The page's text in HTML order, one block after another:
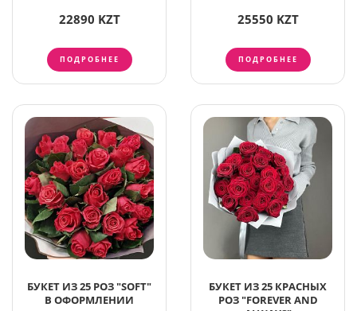
22890 KZT
ПОДРОБНЕЕ
25550 KZT
ПОДРОБНЕЕ
БУКЕТ ИЗ 25 РОЗ "SOFT"
В ОФОРМЛЕНИИ
БУКЕТ ИЗ 25 КРАСНЫХ
РОЗ "FOREVER AND